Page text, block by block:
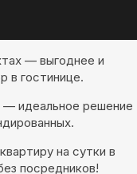
— выгоднее и
в гостинице.
— идеальное решение
на сутки в
посредников!